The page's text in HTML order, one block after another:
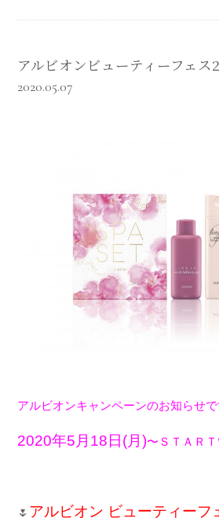
アルビオンビューティーフェス
2020.05.07
アルビオンキャンペーンのお知らせ
2020年5 月 18日(月)〜ＳＴＡＲＴ
🌷 アルビオン ビューティーフ